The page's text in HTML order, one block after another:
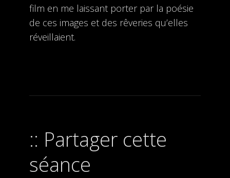
film en me laissant porter par la poésie
de ces images et des rêveries qu’elles
réveillaient.
Partager cette
séance